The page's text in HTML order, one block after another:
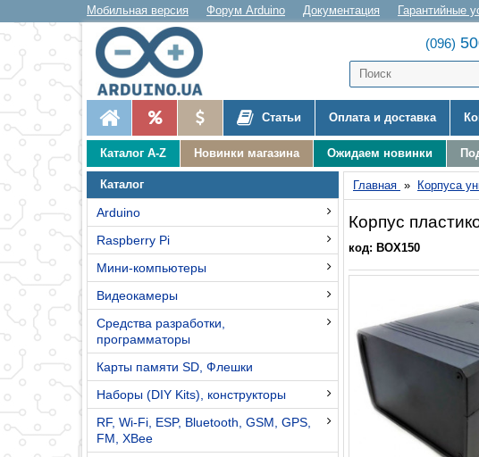
Мобильная версия Форум Arduino Документация Гарантийные
(096)
Статьи Оплата и доставка
Каталог A-Z Новинки магазина Ожидаем новинки
Каталог
Arduino
Raspberry Pi
Мини-компьютеры
Видеокамеры
Средства разработки,
программаторы
Карты памяти SD, Флешки
Наборы (DIY Kits), конструкторы
RF, Wi-Fi, ESP, Bluetooth, GSM, GPS,
FM, XBee
Главная » Корпуса
Корпус
код: BOX150